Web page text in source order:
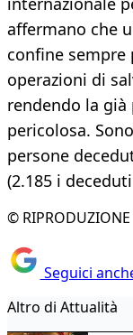
affermano che
confine
operazioni di
rendendo la già
pericolosa.
persone
(2.185 i
© RIPRODUZIONE
Seguici
Altro di Attualità